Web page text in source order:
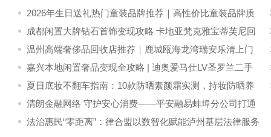
味
2026年生日送礼热门童装品牌推荐｜高性价比童装品牌质
量好适合送礼
成都闲置大牌钻石首饰变现攻略 卡地亚梵克雅宝蒂芙尼回
收行情 实体门店指南
温州高端奢侈品回收店推荐｜鹿城瓯海龙湾瑞安乐清上门
回收 爱马仕香奈儿名包名表珠宝变现全指南
嘉兴本地闲置奢品变现全攻略 | 迪奥爱马仕LV圣罗兰二手
包上门回收门店与行情详解
夏日底妆不翻车指南：10款防晒素颜霜实测，持妆防晒养
肤一步搞定
清朗金融网络 守护安心消费——平安融易蚌埠分公司打通
金融知识普及“最后一公里”
法治惠民“零距离”：律合盟以数智化赋能泸州基层法律服务